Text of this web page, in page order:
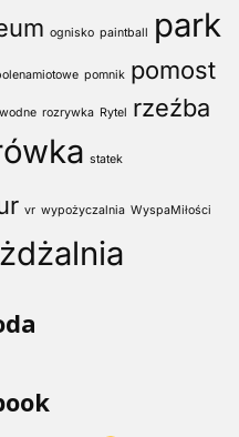
ognisko paintball park
pomnik pomost
rozrywka Rytel rzeźba
statek
vr wypożyczalnia WyspaMiłości